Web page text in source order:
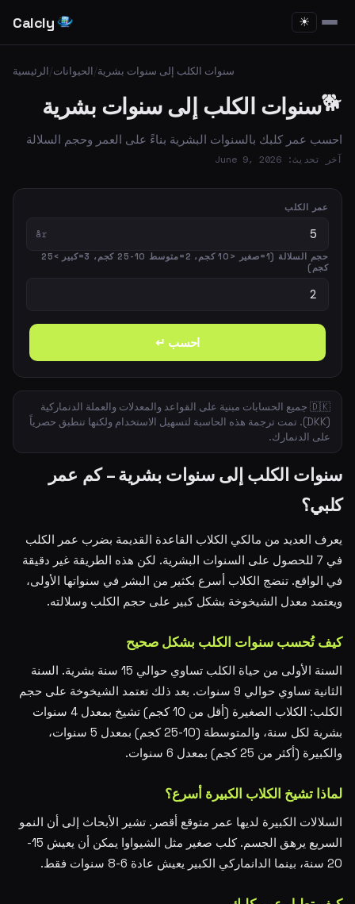
Calcly ☀
الرئيسية/الحيوانات/سنوات الكلب إلى سنوات بشرية
🐕سنوات الكلب إلى سنوات بشرية
احسب عمر كلبك بالسنوات البشرية بناءً على العمر وحجم السلالة
آخر تحديث: June 9, 2026
عمر الكلب
år
حجم السلالة (1=صغير <10 كجم، 2=متوسط 10-25 كجم، 3=كبير >25
كجم)
احسب ↵
🇩🇰 جميع الحسابات مبنية على القواعد والمعدلات والعملة الدنماركية
(DKK). تمت ترجمة هذه الحاسبة لتسهيل الاستخدام ولكنها تنطبق حصرياً
على الدنمارك.
سنوات الكلب إلى سنوات بشرية – كم عمر
كلبي؟
يعرف العديد من مالكي الكلاب القاعدة القديمة بضرب عمر الكلب
في 7 للحصول على السنوات البشرية. لكن هذه الطريقة غير دقيقة
في الواقع. تنضج الكلاب أسرع بكثير من البشر في سنواتها الأولى،
ويعتمد معدل الشيخوخة بشكل كبير على حجم الكلب وسلالته.
كيف تُحسب سنوات الكلب بشكل صحيح
السنة الأولى من حياة الكلب تساوي حوالي 15 سنة بشرية. السنة
الثانية تساوي حوالي 9 سنوات. بعد ذلك تعتمد الشيخوخة على حجم
الكلب: الكلاب الصغيرة (أقل من 10 كجم) تشيخ بمعدل 4 سنوات
بشرية لكل سنة، والمتوسطة (10-25 كجم) بمعدل 5 سنوات،
والكبيرة (أكثر من 25 كجم) بمعدل 6 سنوات.
لماذا تشيخ الكلاب الكبيرة أسرع؟
السلالات الكبيرة لديها عمر متوقع أقصر. تشير الأبحاث إلى أن النمو
السريع يرهق الجسم. كلب صغير مثل الشيواوا يمكن أن يعيش 15-
20 سنة، بينما الدانماركي الكبير يعيش عادة 6-8 سنوات فقط.